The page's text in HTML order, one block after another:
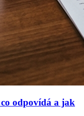
odpovídá a jak